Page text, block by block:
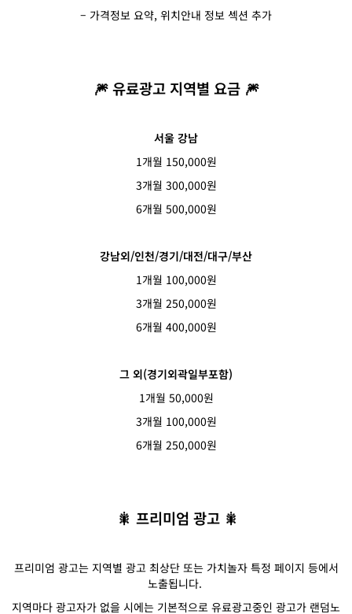
– 가격정보 요약, 위치안내 정보 섹션 추가
🎆유료광고 지역별 요금 🎆
서울 강남
1개월 150,000원
3개월 300,000원
6개월 500,000원
강남외/인천/경기/대전/대구/부산
1개월 100,000원
3개월 250,000원
6개월 400,000원
그 외(경기외곽일부포함)
1개월 50,000원
3개월 100,000원
6개월 250,000원
🎇 프리미엄 광고 🎇
프리미엄 광고는 지역별 광고 최상단 또는 가치놀자 특정 페이지 등에서
노출됩니다.
지역마다 광고자가 없을 시에는 기본적으로 유료광고중인 광고가 랜덤노